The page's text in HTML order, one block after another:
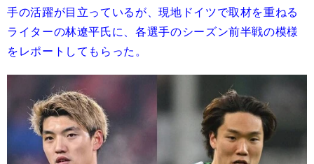
手の活躍が目立っているが、現地ドイツで取材を重ねる
ライターの林遼平氏に、各選手のシーズン前半戦の模様
をレポートしてもらった。